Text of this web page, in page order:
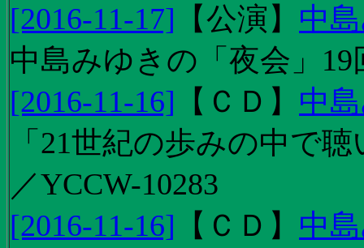
[2016-11-17] 【公演 】 中
中島みゆきの「夜会」
[2016-11-16] 【 ＣＤ 】 中
「21世紀の歩みの中で
／YCCW-10283
[2016-11-16] 【 ＣＤ 】 中